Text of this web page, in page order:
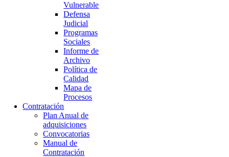
Vulnerable
Defensa
Judicial
Programas
Sociales
Informe de
Archivo
Política de
Calidad
Mapa de
Procesos
Contratación
Plan Anual de
adquisiciones
Convocatorias
Manual de
Contratación